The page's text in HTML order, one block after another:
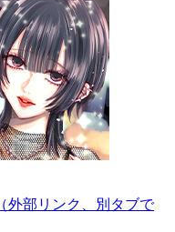
（外部リンク、別タブで